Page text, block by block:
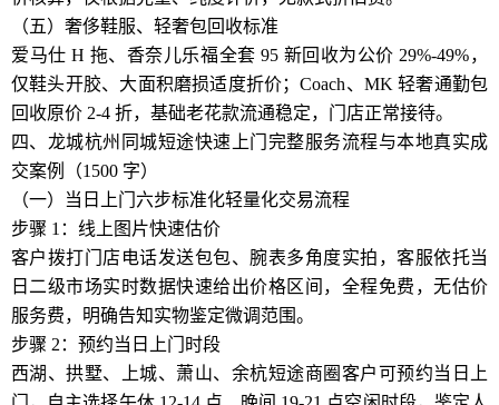
（五）奢侈鞋服、轻奢包回收标准
爱马仕 H 拖、香奈儿乐福全套 95 新回收为公价 29%-49%，
仅鞋头开胶、大面积磨损适度折价；Coach、MK 轻奢通勤包
回收原价 2-4 折，基础老花款流通稳定，门店正常接待。
四、龙城杭州同城短途快速上门完整服务流程与本地真实成
交案例（1500 字）
（一）当日上门六步标准化轻量化交易流程
步骤 1：线上图片快速估价
客户拨打门店电话发送包包、腕表多角度实拍，客服依托当
日二级市场实时数据快速给出价格区间，全程免费，无估价
服务费，明确告知实物鉴定微调范围。
步骤 2：预约当日上门时段
西湖、拱墅、上城、萧山、余杭短途商圈客户可预约当日上